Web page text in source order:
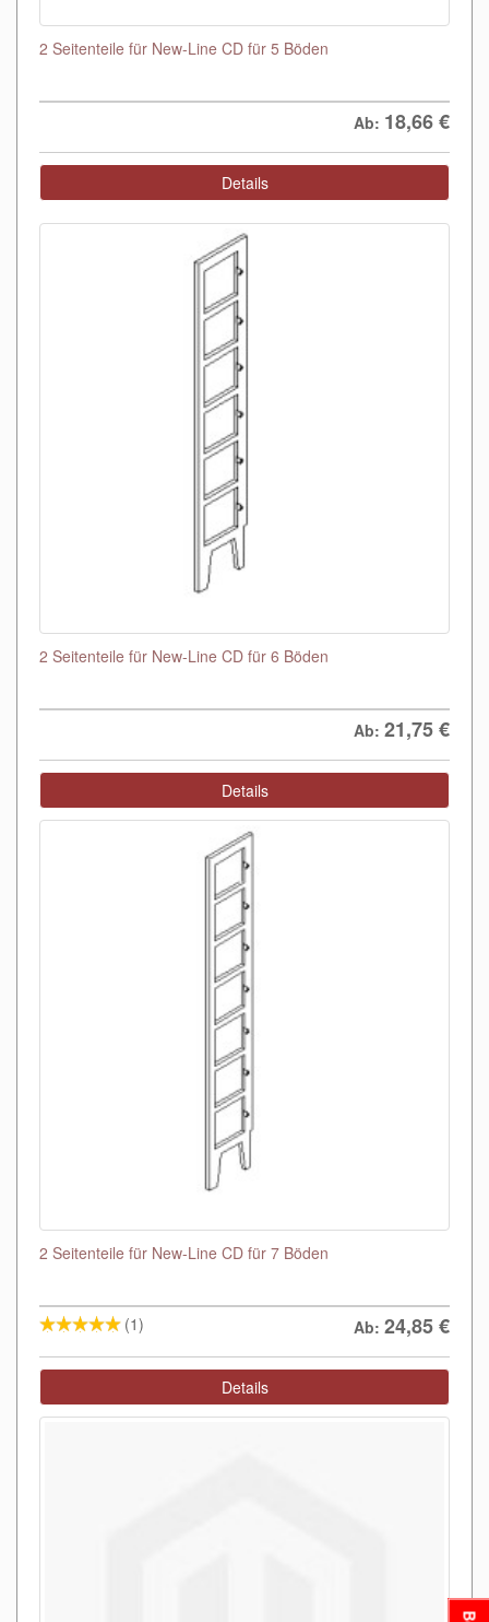
2 Seitenteile für New-Line CD für 5 Böden
Ab: 18,66€
Details
2 Seitenteile für New-Line CD für 6 Böden
Ab: 21,75€
Details
2 Seitenteile für New-Line CD für 7 Böden
(1) Ab: 24,85€
Details